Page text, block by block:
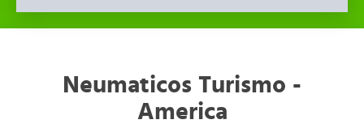
Neumaticos Turismo -
America